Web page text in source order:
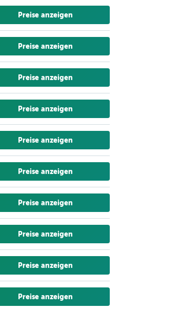
Preise anzeigen
Preise anzeigen
Preise anzeigen
Preise anzeigen
Preise anzeigen
Preise anzeigen
Preise anzeigen
Preise anzeigen
Preise anzeigen
Preise anzeigen